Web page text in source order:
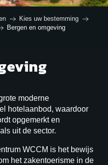
Kies uw bestemming
Bergen en omgeving
moderne
hotelaanbod, waardoor
opgemerkt en
uit de sector.
WCCM is het bewijs
het zakentoerisme in de